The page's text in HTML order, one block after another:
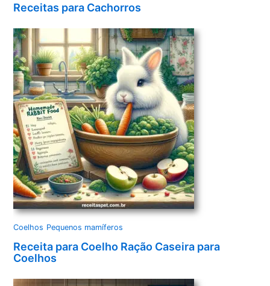
Receitas para Cachorros
Coelhos Pequenos mamíferos
Receita para Coelho Ração Caseira para
Coelhos